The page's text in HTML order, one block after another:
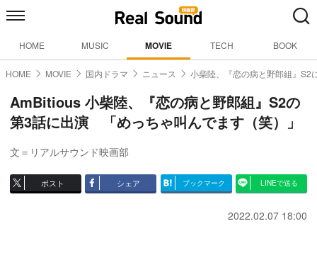
HOME MUSIC MOVIE TECH BOOK
HOME MOVIE 国内ドラマ ニュース 小柴陸、『恋の病と野郎組』S2
AmBitious 小柴陸、『恋の病と野郎組』S2の
第3話に出演 「めっちゃ叫んでます（笑）」
文＝リアルサウンド映画部
ポスト シェア ブックマーク LINEで送る
2022.02.07 18:00